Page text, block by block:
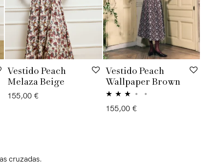
Vestido Peach
Melaza Beige
155,00 €
Vestido Peach
Wallpaper Brown
Valorado
155,00 €
cruzadas.